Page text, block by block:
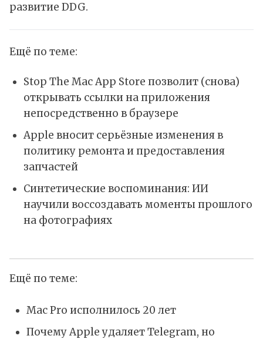
развитие DDG.
Ещё по теме:
Stop The Mac App Store позволит (снова)
открывать ссылки на приложения
непосредственно в браузере
Apple вносит серьёзные изменения в
политику ремонта и предоставления
запчастей
Синтетические воспоминания: ИИ
научили воссоздавать моменты прошлого
на фотографиях
Ещё по теме:
Mac Pro исполнилось 20 лет
Почему Apple удаляет Telegram, но